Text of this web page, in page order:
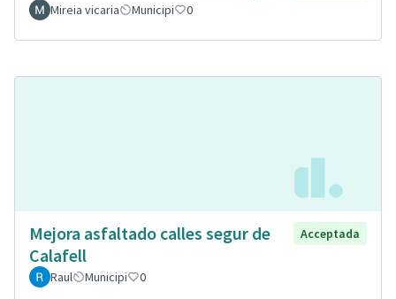
Mireia vicaria
Municipi 0
Mejora asfaltado calles segur de
Calafell
Acceptada
Raul Municipi 0